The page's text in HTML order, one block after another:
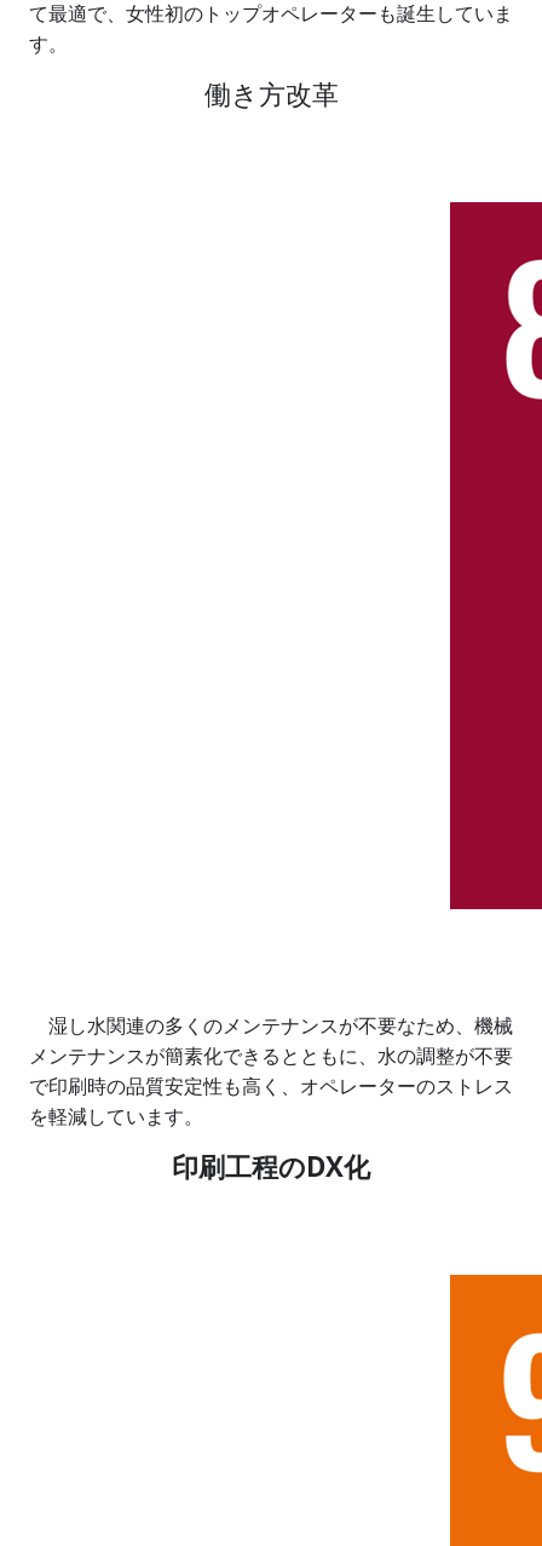
て最適で、女性初のトップオペレーターも誕生していま
す。
働き方改革
湿し水関連の多くのメンテナンスが不要なため、機械
メンテナンスが簡素化できるとともに、水の調整が不要
で印刷時の品質安定性も高く、オペレーターのストレス
を軽減しています。
印刷工程のDX化